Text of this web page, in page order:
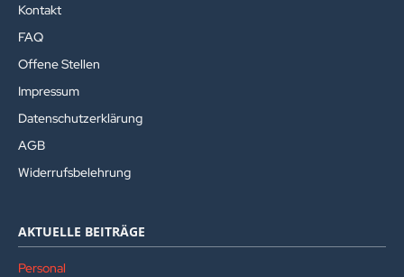
Kontakt
FAQ
Offene Stellen
Impressum
Datenschutzerklärung
AGB
Widerrufsbelehrung
AKTUELLE BEITRÄGE
Personal